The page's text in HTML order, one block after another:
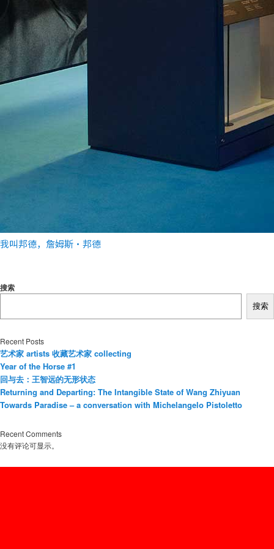
我叫邦德，詹姆斯•邦德
搜索
搜索
Recent Posts
艺术家 artists 收藏艺术家 collecting
Year of the Horse #1
回与去：王智远的无形状态
Returning and Departing: The Intangible State of Wang Zhiyuan
Towards Paradise – a conversation with Michelangelo Pistoletto
Recent Comments
没有评论可显示。